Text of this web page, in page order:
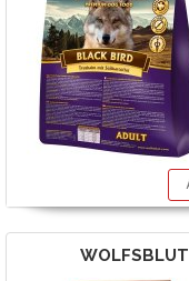
WOLFSBLUT